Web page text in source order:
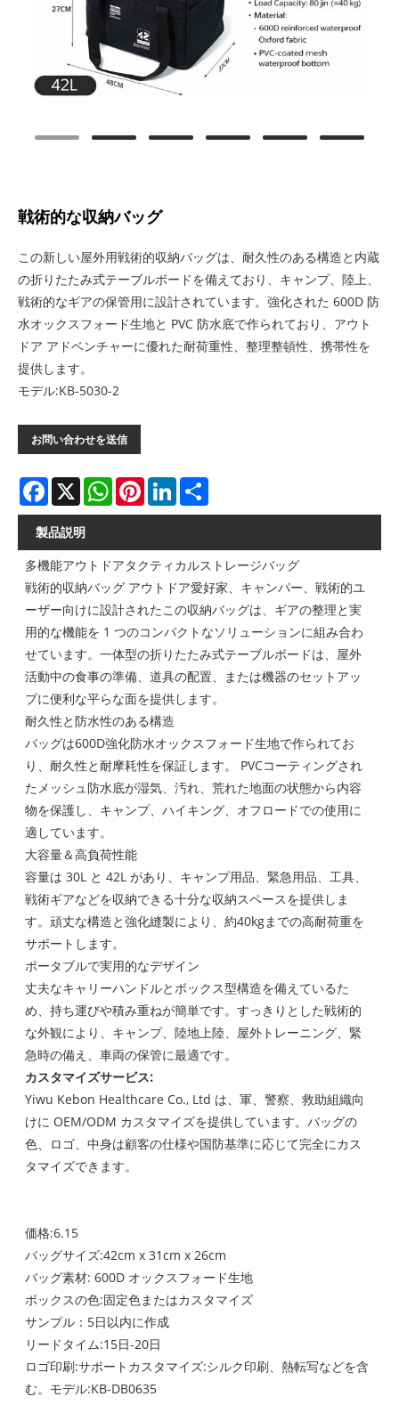
戦術的な収納バッグ
この新しい屋外用戦術的収納バッグは、耐久性のある構造と内蔵
の折りたたみ式テーブルボードを備えており、キャンプ、陸上、
戦術的なギアの保管用に設計されています。強化された 600D 防
水オックスフォード生地と PVC 防水底で作られており、アウト
ドア アドベンチャーに優れた耐荷重性、整理整頓性、携帯性を
提供します。
モデル:KB-5030-2
お問い合わせを送信
Facebook
X WhatsAppPinterestLinkedIn
製品説明
多機能アウトドアタクティカルストレージバッグ
戦術的収納バッグ アウトドア愛好家、キャンパー、戦術的ユ
ーザー向けに設計されたこの収納バッグは、ギアの整理と実
用的な機能を 1 つのコンパクトなソリューションに組み合わ
せています。一体型の折りたたみ式テーブルボードは、屋外
活動中の食事の準備、道具の配置、または機器のセットアッ
プに便利な平らな面を提供します。
耐久性と防水性のある構造
バッグは600D強化防水オックスフォード生地で作られてお
り、耐久性と耐摩耗性を保証します。 PVCコーティングされ
たメッシュ防水底が湿気、汚れ、荒れた地面の状態から内容
物を保護し、キャンプ、ハイキング、オフロードでの使用に
適しています。
大容量＆高負荷性能
容量は 30L と 42L があり、キャンプ用品、緊急用品、工具、
戦術ギアなどを収納できる十分な収納スペースを提供しま
す。頑丈な構造と強化縫製により、約40kgまでの高耐荷重を
サポートします。
ポータブルで実用的なデザイン
丈夫なキャリーハンドルとボックス型構造を備えているた
め、持ち運びや積み重ねが簡単です。すっきりとした戦術的
な外観により、キャンプ、陸地上陸、屋外トレーニング、緊
急時の備え、車両の保管に最適です。
カスタマイズサービス:
Yiwu Kebon Healthcare Co., Ltd は、軍、警察、救助組織向
けに OEM/ODM カスタマイズを提供しています。バッグの
色、ロゴ、中身は顧客の仕様や国防基準に応じて完全にカス
タマイズできます。
価格:6.15
バッグサイズ:42cm x 31cm x 26cm
バッグ素材: 600D オックスフォード生地
ボックスの色:固定色またはカスタマイズ
サンプル：5日以内に作成
リードタイム:15日-20日
ロゴ印刷:サポートカスタマイズ:シルク印刷、熱転写などを含
む。モデル:KB-DB0635